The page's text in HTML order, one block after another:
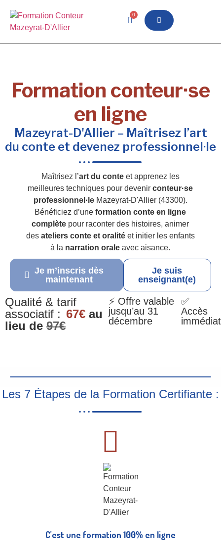
0
Formation conteur·se
en ligne
Mazeyrat-D'Allier – Maîtrisez l’art
du conte et devenez professionnel·le
Maîtrisez l’art du conteet apprenez les
meilleures techniques pour devenirconteur·se
professionnel·leMazeyrat-D'Allier (43300).
Bénéficiez d’uneformation conte en ligne
complète pour raconter des histoires, animer
des ateliers conte et oralitéet initier les enfants
à la narration orale avec aisance.
Je m’inscris dès
maintenant
Je suis
enseignant(e)
Qualité & tarif
associatif : 67€ au
lieu de 97€
⚡ Offre valable
jusqu’au 31
décembre
✅
Accès
immédiat
Les 7 Étapes de la Formation Certifiante :
C’est une formation 100% en ligne